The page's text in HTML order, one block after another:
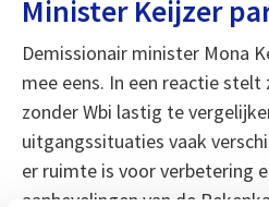
Minister Keijzer
Demissionair minister Mona
mee eens. In een reactie
zonder Wbi lastig te
uitgangssituaties vaak
er ruimte is voor verbetering
aanbevelingen van de